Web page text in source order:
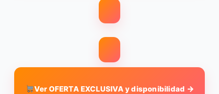
Ver OFERTA EXCLUSIVA y disponibilidad →